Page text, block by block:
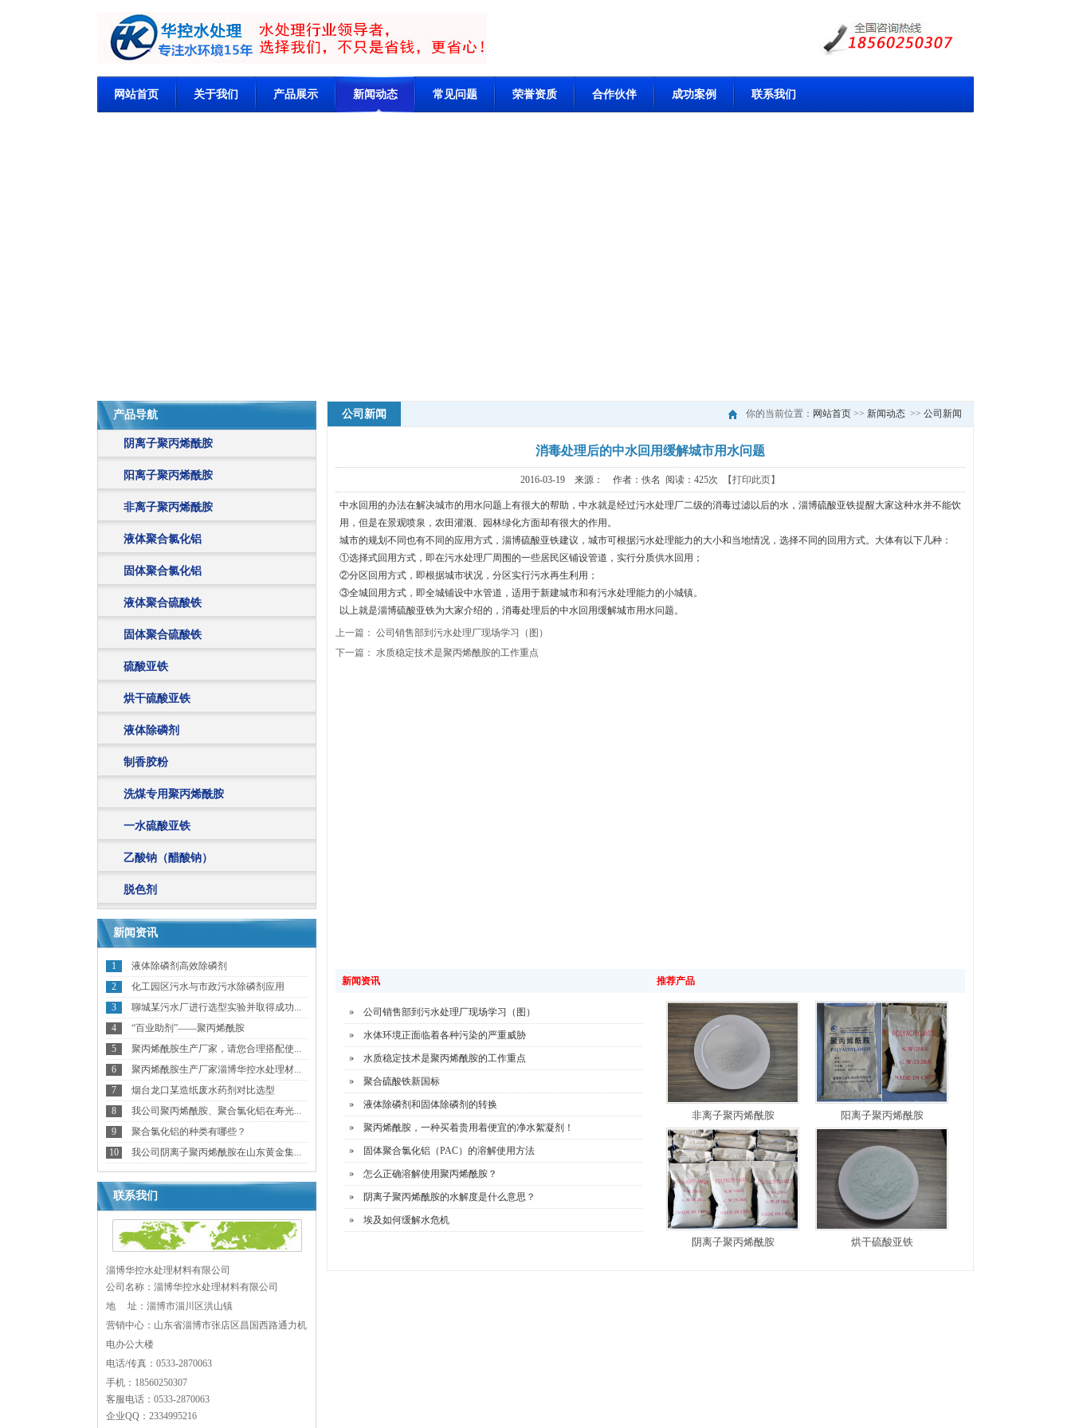
网站首页 关于我们 产品展示 新闻动态 常见问题 荣誉资质 合作伙伴 成功案例 联系我们
产品导航
阴离子聚丙烯酰胺
阳离子聚丙烯酰胺
非离子聚丙烯酰胺
液体聚合氯化铝
固体聚合氯化铝
液体聚合硫酸铁
固体聚合硫酸铁
硫酸亚铁
烘干硫酸亚铁
液体除磷剂
制香胶粉
洗煤专用聚丙烯酰胺
一水硫酸亚铁
乙酸钠（醋酸钠）
脱色剂
新闻资讯
1
液体除磷剂高效除磷剂
2
化工园区污水与市政污水除磷剂应用
3
聊城某污水厂进行选型实验并取得成功...
4
“百业助剂”——聚丙烯酰胺
5
聚丙烯酰胺生产厂家，请您合理搭配使...
6
聚丙烯酰胺生产厂家淄博华控水处理材...
7
烟台龙口某造纸废水药剂对比选型
8
我公司聚丙烯酰胺、聚合氯化铝在寿光...
9
聚合氯化铝的种类有哪些？
10
我公司阴离子聚丙烯酰胺在山东黄金集...
联系我们
淄博华控水处理材料有限公司
公司名称：淄博华控水处理材料有限公司
地 址： 淄博市淄川区洪山镇
营销中心：山东省淄博市张店区昌国西路通力机
电办公大楼
电话/传真：0533-2870063
手机：18560250307
客服电话：0533-2870063
企业QQ：2334995216
公司新闻 你的当前位置： 网站首页 >> 新闻动态 >> 公司新闻
消毒处理后的中水回用缓解城市用水问题
2016-03-19 来源： 作者：佚名 阅读： 425次 【打印此页】
中水回用的办法在解决城市的用水问题上有很大的帮助，中水就是经过污水处理厂二级的消毒过滤以后的水，淄博硫酸亚铁提醒大家这种水并不能饮
用，但是在景观喷泉，农田灌溉、园林绿化方面却有很大的作用。
城市的规划不同也有不同的应用方式，淄博硫酸亚铁建议，城市可根据污水处理能力的大小和当地情况，选择不同的回用方式。大体有以下几种：
①选择式回用方式，即在污水处理厂周围的一些居民区铺设管道，实行分质供水回用；
②分区回用方式，即根据城市状况，分区实行污水再生利用；
③全城回用方式，即全城铺设中水管道，适用于新建城市和有污水处理能力的小城镇。
以上就是淄博硫酸亚铁为大家介绍的，消毒处理后的中水回用缓解城市用水问题。
上一篇： 公司销售部到污水处理厂现场学习（图）
下一篇： 水质稳定技术是聚丙烯酰胺的工作重点
新闻资讯
公司销售部到污水处理厂现场学习（图）
水体环境正面临着各种污染的严重威胁
水质稳定技术是聚丙烯酰胺的工作重点
聚合硫酸铁新国标
液体除磷剂和固体除磷剂的转换
聚丙烯酰胺，一种买着贵用着便宜的净水絮凝剂！
固体聚合氯化铝（PAC）的溶解使用方法
怎么正确溶解使用聚丙烯酰胺？
阴离子聚丙烯酰胺的水解度是什么意思？
埃及如何缓解水危机
推荐产品
非离子聚丙烯酰胺 阳离子聚丙烯酰胺
阴离子聚丙烯酰胺 烘干硫酸亚铁